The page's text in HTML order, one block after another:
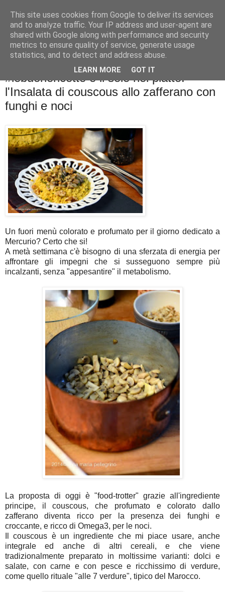
La cucina di QB
Se l'uomo è ciò che mangia il cuoco è ciò che cucina?
#lebuonericette e il sole nel piatto:
l'Insalata di couscous allo zafferano con
funghi e noci
Un fuori menù colorato e profumato per il giorno dedicato a
Mercurio? Certo che si!
A metà settimana c'è bisogno di una sferzata di energia per
affrontare gli impegni che si susseguono sempre più
incalzanti, senza "appesantire" il metabolismo.
La proposta di oggi è "food-trotter" grazie all'ingrediente
principe, il couscous, che profumato e colorato dallo
zafferano diventa ricco per la presenza dei funghi e
croccante, e ricco di Omega3, per le noci.
Il couscous è un ingrediente che mi piace usare, anche
integrale ed anche di altri cereali, e che viene
tradizionalmente preparato in moltissime varianti: dolci e
salate, con carne e con pesce e ricchissimo di verdure,
come quello rituale "alle 7 verdure", tipico del Marocco.
This site uses cookies from Google to deliver its services
and to analyze traffic. Your IP address and user-agent are
shared with Google along with performance and security
metrics to ensure quality of service, generate usage
statistics, and to detect and address abuse.
LEARN MORE GOT IT